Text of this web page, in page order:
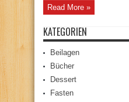
Read More »
KATEGORIEN
Beilagen
Bücher
Dessert
Fasten